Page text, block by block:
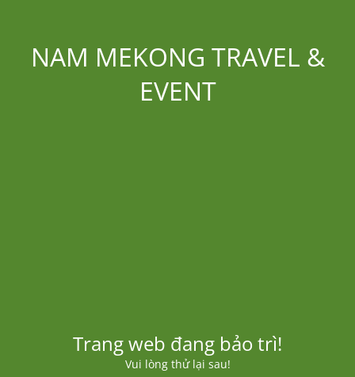
NAM MEKONG TRAVEL &
EVENT
Trang web đang bảo trì!
Vui lòng thử lại sau!